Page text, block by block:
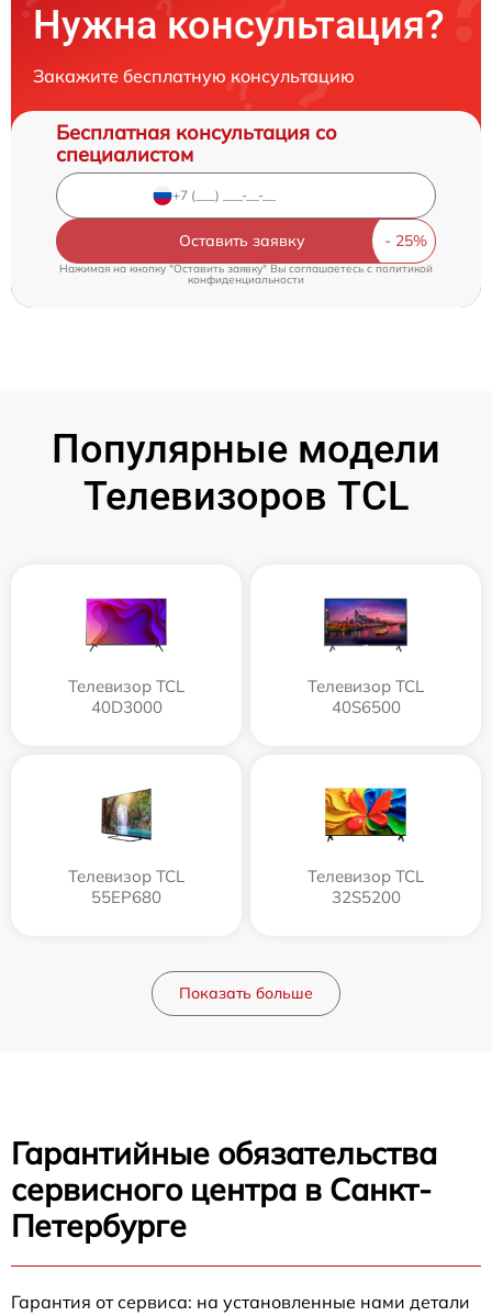
Нужна консультация?
Закажите бесплатную консультацию
Бесплатная консультация со
специалистом
Оставить заявку
Нажимая на кнопку "Оставить заявку" Вы соглашаетесь cполитикой
конфиденциальности
Популярные модели
Телевизоров TCL
Телевизор TCL
40D3000
Телевизор TCL
40S6500
Телевизор TCL
55EP680
Телевизор TCL
32S5200
Показать больше
Гарантийные обязательства
сервисного центра в Санкт-
Петербурге
Гарантия от сервиса: на установленные нами детали